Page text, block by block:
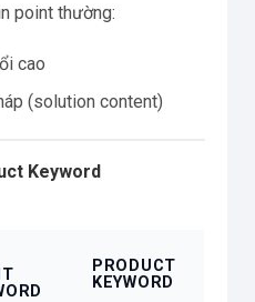
point thường:
cao
(solution content)
Keyword
PRODUCT
KEYWORD